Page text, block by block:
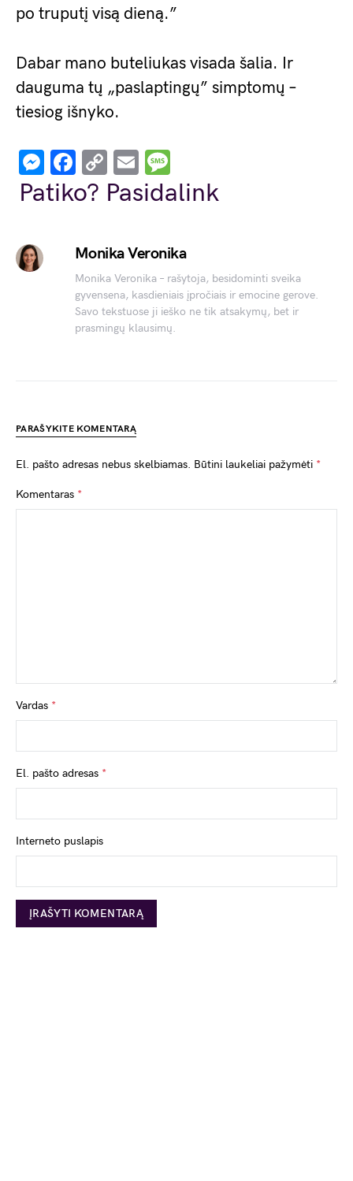
po truputį visą dieną.”
Dabar mano buteliukas visada šalia. Ir
dauguma tų „paslaptingų” simptomų –
tiesiog išnyko.
Messenger
Facebook
Copy
Link
Email
Patiko? Pasidalink
Monika Veronika
Monika Veronika – rašytoja, besidominti sveika
gyvensena, kasdieniais įpročiais ir emocine gerove.
Savo tekstuose ji ieško ne tik atsakymų, bet ir
prasmingų klausimų.
PARAŠYKITE KOMENTARĄ
El. pašto adresas nebus skelbiamas. Būtini laukeliai pažymėti *
Komentaras *
Vardas *
El. pašto adresas *
Interneto puslapis